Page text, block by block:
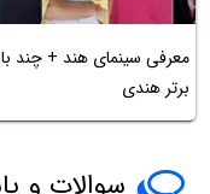
معرفی سینمای هند + چند
برتر هندی